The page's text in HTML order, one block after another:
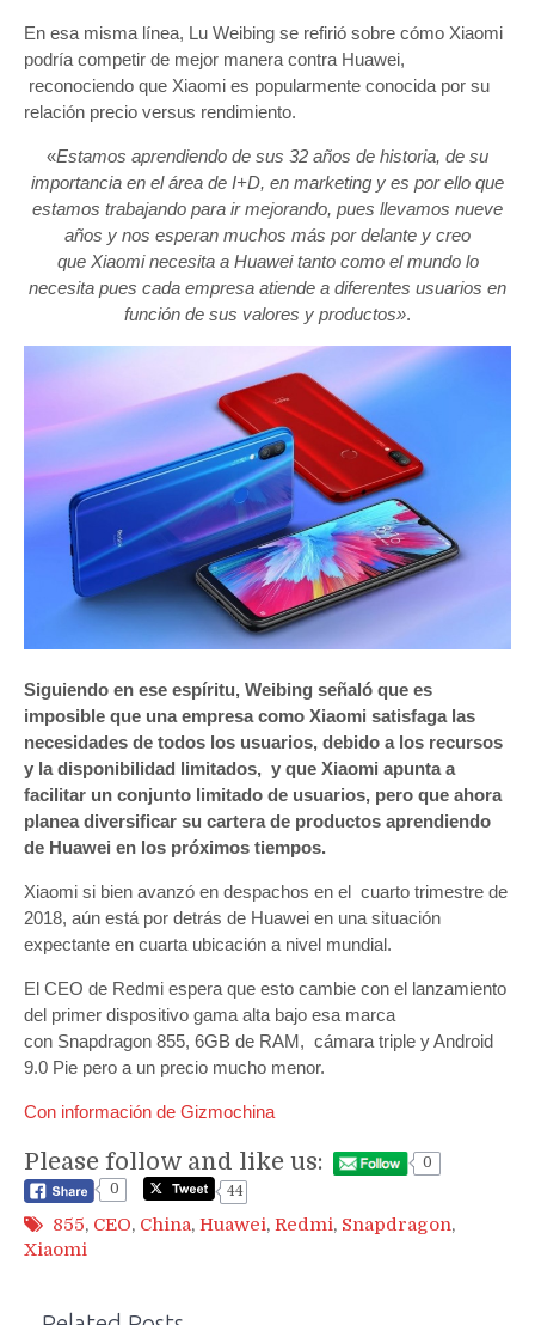
que
ellos
señala
su
En esa misma línea, Lu Weibing se refirió sobre cómo Xiaomi
podría competir de mejor manera contra Huawei,
reconociendo que Xiaomi es popularmente conocida por su
relación precio versus rendimiento.
«Estamos aprendiendo de sus 32 años de historia, de su
importancia en el área de I+D, en marketing y es por ello que
estamos trabajando para ir mejorando, pues llevamos nueve
años y nos esperan muchos más por delante y creo
que Xiaomi necesita a Huawei tanto como el mundo lo
necesita pues cada empresa atiende a diferentes usuarios en
función de sus valores y productos».
Siguiendo en ese espíritu, Weibing señaló que es
imposible que una empresa como Xiaomi satisfaga las
necesidades de todos los usuarios, debido a los recursos
y la disponibilidad limitados, y que Xiaomi apunta a
facilitar un conjunto limitado de usuarios, pero que ahora
planea diversificar su cartera de productos aprendiendo
de Huawei en los próximos tiempos.
Xiaomi si bien avanzó en despachos en el cuarto trimestre de
2018, aún está por detrás de Huawei en una situación
expectante en cuarta ubicación a nivel mundial.
El CEO de Redmi espera que esto cambie con el lanzamiento
del primer dispositivo gama alta bajo esa marca
con Snapdragon 855, 6GB de RAM, cámara triple y Android
9.0 Pie pero a un precio mucho menor.
Con información de Gizmochina
Please follow and like us:
0
0
44
855, CEO, China, Huawei, Redmi, Snapdragon,
Xiaomi